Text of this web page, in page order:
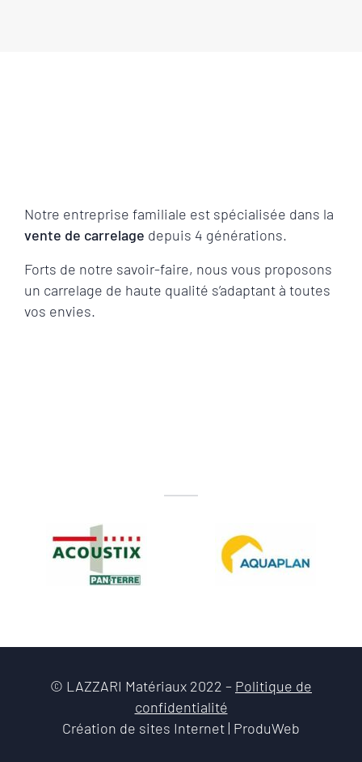
Notre entreprise familiale est spécialisée dans la
vente de carrelage depuis 4 générations.
Forts de notre savoir-faire, nous vous proposons
un carrelage de haute qualité s’adaptant à toutes
vos envies.
© LAZZARI Matériaux 2022 – Politique de
confidentialité
Création de sites Internet | ProduWeb